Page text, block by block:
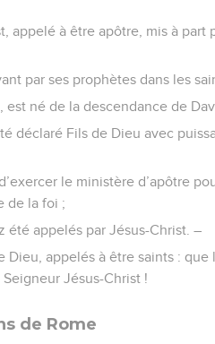
appelé à être apôtre, mis à part
par ses prophètes dans les
est né de la descendance de
déclaré Fils de Dieu avec
le ministère d’apôtre
de la foi ;
été appelés par Jésus-Christ. –
appelés à être saints :
Jésus-Christ !
de Rome